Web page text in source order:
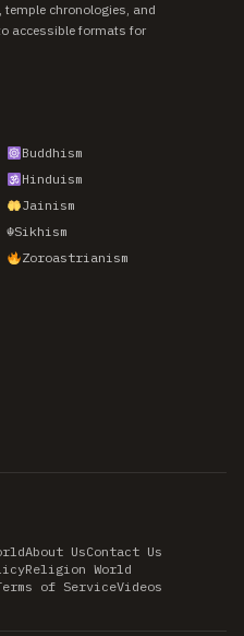
chronologies, and
accessible formats for
Buddhism
Hinduism
Jainism
☬Sikhism
Zoroastrianism
About UsContact Us
Religion World
of ServiceVideos